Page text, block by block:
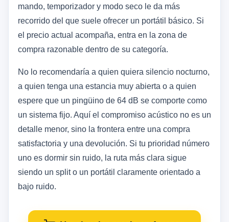
mando, temporizador y modo seco le da más
recorrido del que suele ofrecer un portátil básico. Si
el precio actual acompaña, entra en la zona de
compra razonable dentro de su categoría.
No lo recomendaría a quien quiera silencio nocturno,
a quien tenga una estancia muy abierta o a quien
espere que un pingüino de 64 dB se comporte como
un sistema fijo. Aquí el compromiso acústico no es un
detalle menor, sino la frontera entre una compra
satisfactoria y una devolución. Si tu prioridad número
uno es dormir sin ruido, la ruta más clara sigue
siendo un split o un portátil claramente orientado a
bajo ruido.